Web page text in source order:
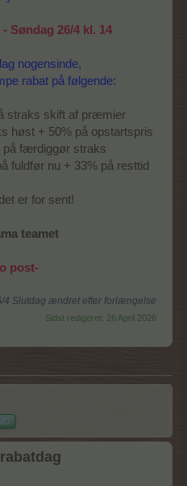
Søndag 26/4 kl. 14
nogensinde,
rabat på følgende:
straks skift af præmier
høst + 50% på opstartspris
på færdiggør straks
fuldfør nu + 33% på resttid
er for sent!
teamet
post-
4 Slutdag ændret efter forlængelse
Sidst redigeret: 26 April 2026